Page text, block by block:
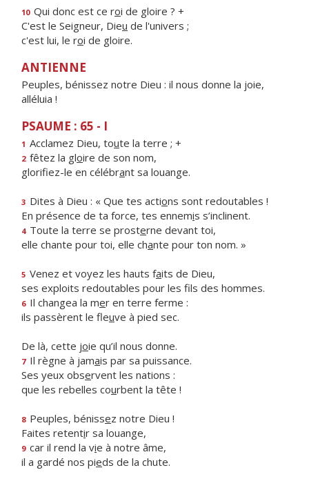
10 Qui donc est ce roi de gloire ? +
C'est le Seigneur, Dieu de l'univers ;
c'est lui, le roi de gloire.
ANTIENNE
Peuples, bénissez notre Dieu : il nous donne la joie,
alléluia !
PSAUME : 65 - I
1 Acclamez Dieu, toute la terre ; +
2 fêtez la gloire de son nom,
glorifiez-le en célébrant sa louange.
3 Dites à Dieu : « Que tes actions sont redoutables !
En présence de ta force, tes ennemis s’inclinent.
4 Toute la terre se prosterne devant toi,
elle chante pour toi, elle chante pour ton nom. »
5 Venez et voyez les hauts faits de Dieu,
ses exploits redoutables pour les fls des hommes.
6 Il changea la mer en terre ferme :
ils passèrent le fleuve à pied sec.
De là, cette joie qu’il nous donne.
7 Il règne à jamais par sa puissance.
Ses yeux observent les nations :
que les rebelles courbent la tête !
8 Peuples, bénissez notre Dieu !
Faites retentir sa louange,
9 car il rend la vie à notre âme,
il a gardé nos pieds de la chute.